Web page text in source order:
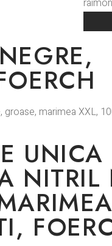
marimea XXL,
UNICA
NITRIL